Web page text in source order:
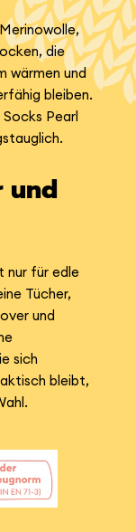
die
wärmen und
bleiben.
Pearl
und
nur für edle
Tücher,
und
sich
bleibt,